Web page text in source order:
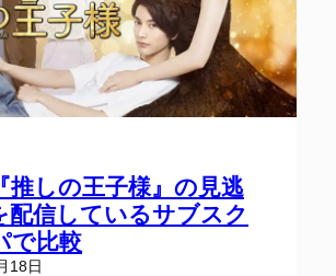
推しの王子様』の見逃
配信しているサブスク
で比較
18日